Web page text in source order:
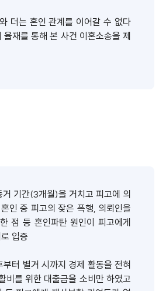
더는 혼인 관계를 이어갈 수 없다
율재를 통해 본 사건 이혼소송을 제
거 기간(3개월)을 거치고 피고에 의
인 중 피고의 잦은 폭행, 의뢰인을
점 등 혼인파탄 원인이 피고에게
입증
터 별거 시까지 경제 활동을 전혀
비를 위한 대출금을 소비만 하였고